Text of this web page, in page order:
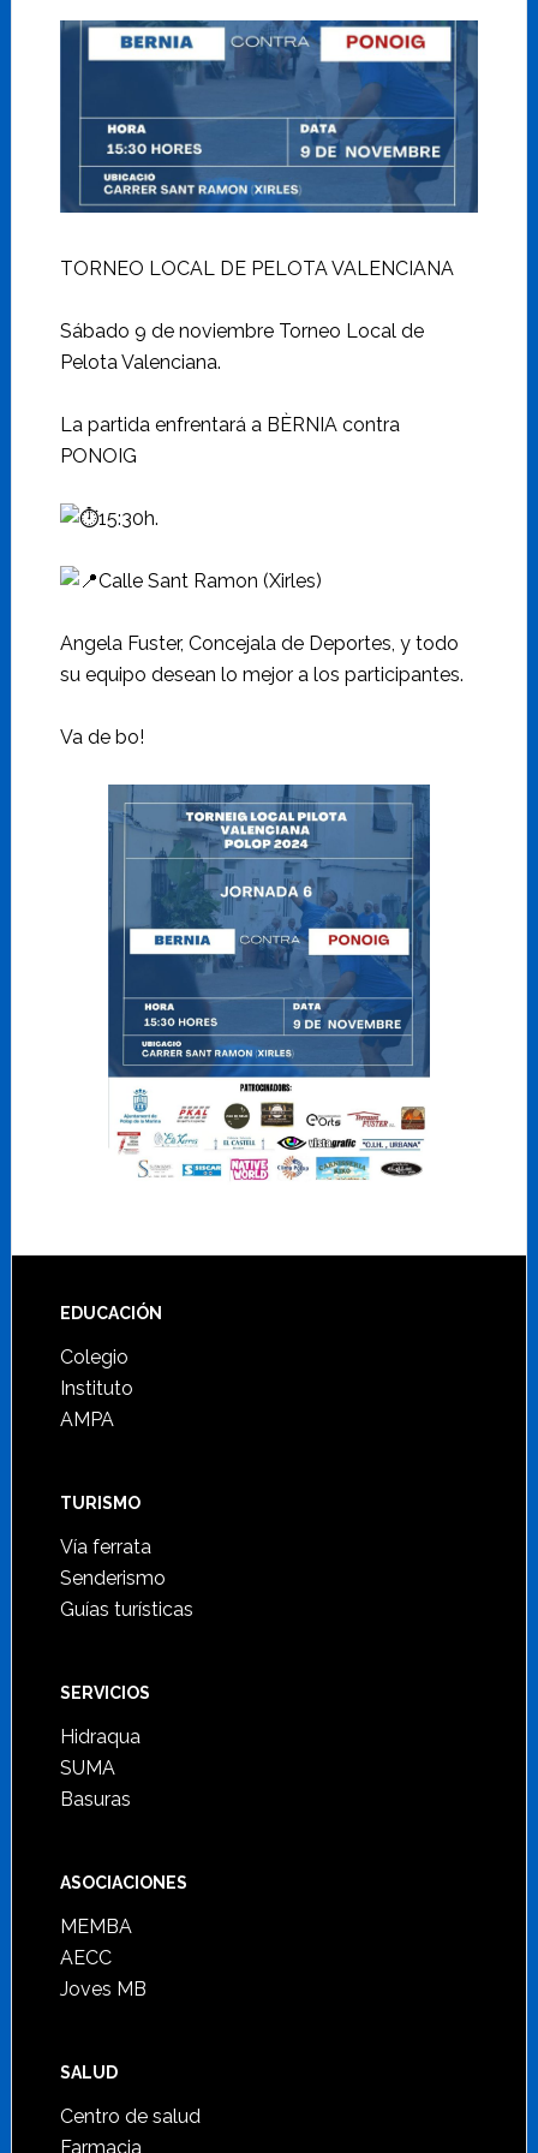
TORNEO LOCAL DE PELOTA VALENCIANA
Sábado 9 de noviembre Torneo Local de
Pelota Valenciana.
La partida enfrentará a BÈRNIA contra
PONOIG
15:30h.
Calle Sant Ramon (Xirles)
Angela Fuster, Concejala de Deportes, y todo
su equipo desean lo mejor a los participantes.
Va de bo!
Footer
EDUCACIÓN
Colegio
Instituto
AMPA
TURISMO
Vía ferrata
Senderismo
Guías turísticas
SERVICIOS
Hidraqua
SUMA
Basuras
ASOCIACIONES
MEMBA
AECC
Joves MB
SALUD
Centro de salud
Farmacia